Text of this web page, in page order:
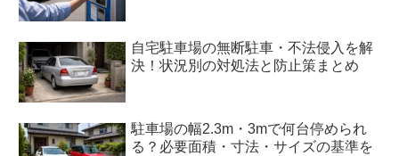
自宅駐車場の無断駐車・不法侵入を解
決！状況別の対処法と防止策まとめ
駐車場の幅2.3m・3mで何台停められ
る？必要面積・寸法・サイズの基準を